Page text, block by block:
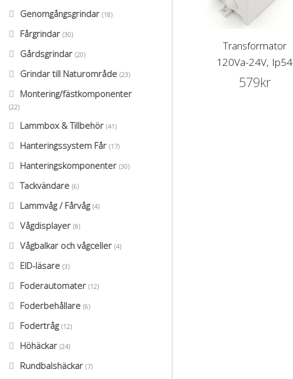
Transformator
120Va-24V, Ip54
579kr
Genomgångsgrindar (18)
Fårgrindar (30)
Gårdsgrindar (20)
Grindar till Naturområde (23)
Montering/fästkomponenter
(22)
Lammbox & Tillbehör (41)
Hanteringssystem Får (17)
Hanteringskomponenter (30)
Tackvändare (6)
Lammvåg / Fårvåg (4)
Vågdisplayer (8)
Vågbalkar och vågceller (4)
EID-läsare (3)
Foderautomater (12)
Foderbehållare (6)
Fodertråg (12)
Höhäckar (24)
Rundbalshäckar (7)